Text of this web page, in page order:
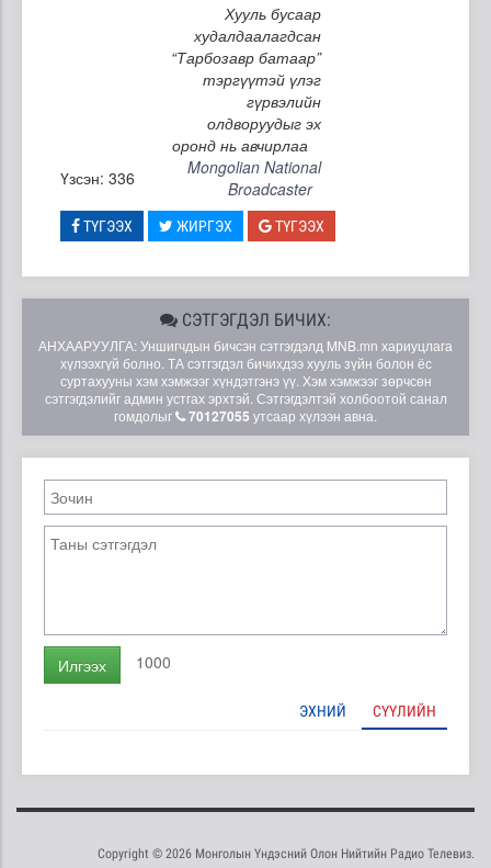
Хууль бусаар
худалдаалагдсан
“Тарбозавр батаар”
тэргүүтэй үлэг
гүрвэлийн
олдворуудыг эх
оронд нь авчирлаа
Үзсэн: 336
Mongolian National
Broadcaster
ТҮГЭЭХ ЖИРГЭХ ТҮГЭЭХ
СЭТГЭГДЭЛ БИЧИХ:
АНХААРУУЛГА: Уншигчдын бичсэн сэтгэгдэлд MNB.mn хариуцлага
хүлээхгүй болно. ТА сэтгэгдэл бичихдээ хууль зүйн болон ёс
суртахууны хэм хэмжээг хүндэтгэнэ үү. Хэм хэмжээг зөрчсөн
сэтгэгдэлийг админ устгах эрхтэй. Сэтгэгдэлтэй холбоотой санал
гомдолыг
70127055 утсаар хүлээн авна.
Илгээх 1000
ЭХНИЙ СҮҮЛИЙН
Copyright © 2026 Монголын Үндэсний Олон Нийтийн Радио Телевиз.